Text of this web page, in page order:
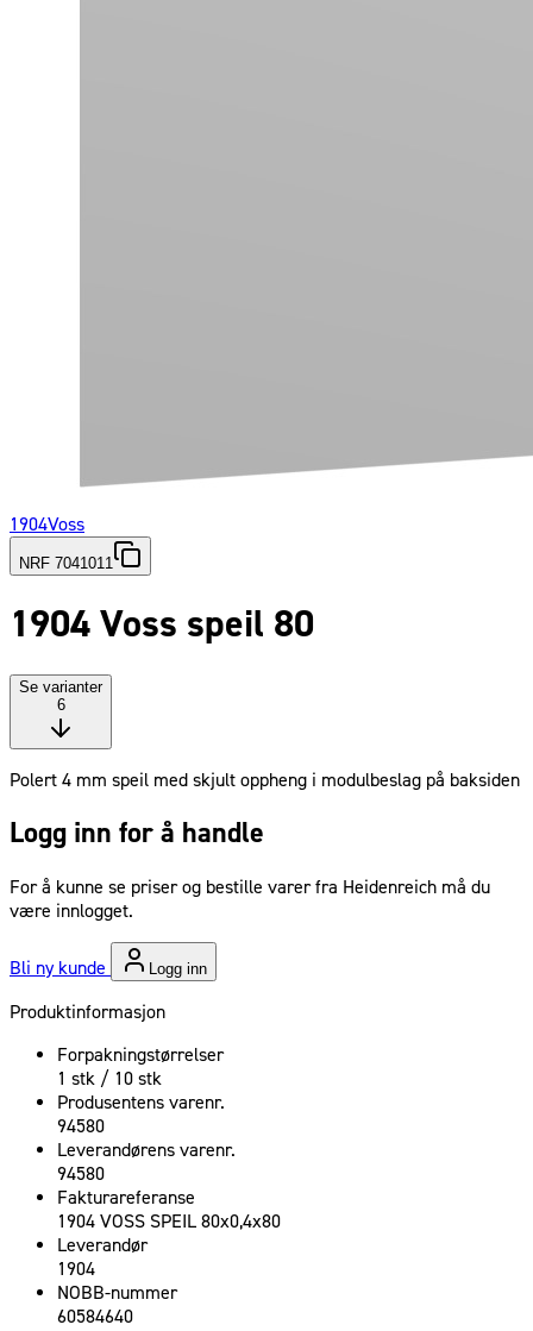
1904Voss
NRF 7041011
1904 Voss speil 80
Se varianter
6
Polert 4 mm speil med skjult oppheng i modulbeslag på baksiden
Logg inn for å handle
For å kunne se priser og bestille varer fra Heidenreich må du
være innlogget.
Bli ny kunde Logg inn
Produktinformasjon
Forpakningstørrelser
1 stk / 10 stk
Produsentens varenr.
94580
Leverandørens varenr.
94580
Fakturareferanse
1904 VOSS SPEIL 80x0,4x80
Leverandør
1904
NOBB-nummer
60584640